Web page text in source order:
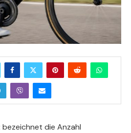
bezeichnet die Anzahl